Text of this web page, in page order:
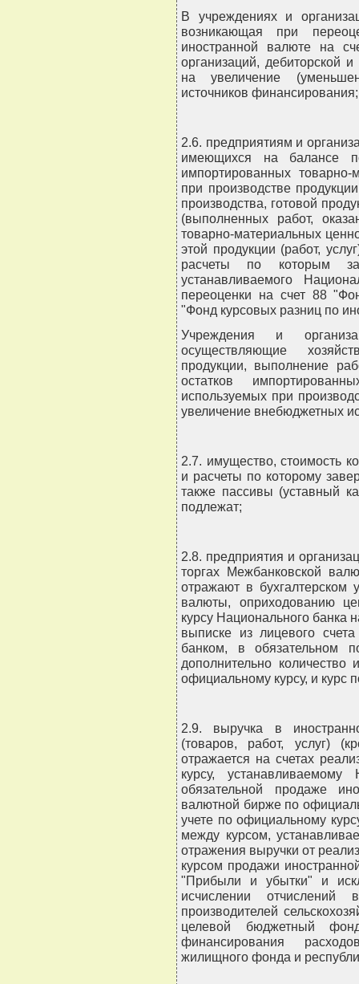
В учреждениях и
возникающая при
иностранной валюте на
организаций, дебиторской
на увеличение
источников финансирования;
2.6. предприятиям и
имеющихся на балансе
импортированных товарно-
при производстве
производства, готовой
(выполненных работ,
товарно-материальных
этой продукции (работ,
расчеты по которым
устанавливаемого
переоценки на счет 88
"Фонд курсовых разниц по
Учреждения и
осуществляющие
продукции, выполнение
остатков
используемых при
увеличение внебюджетных
2.7. имущество, стоимость
и расчеты по которому
также пассивы (уставный
подлежат;
2.8. предприятия и
торгах Межбанковской
отражают в бухгалтерском
валюты, оприходованию
курсу Национального банка
выписке из лицевого
банком, в обязательном
дополнительно
официальному курсу, и курс
2.9. выручка в
(товаров, работ, услуг)
отражается на счетах
курсу,
обязательной продаже
валютной бирже по
учете по официальному
между курсом,
отражения выручки от
курсом продажи
"Прибыли и убытки" и
исчислении отчислений
производителей
целевой бюджетный
финансирования
жилищного фонда и